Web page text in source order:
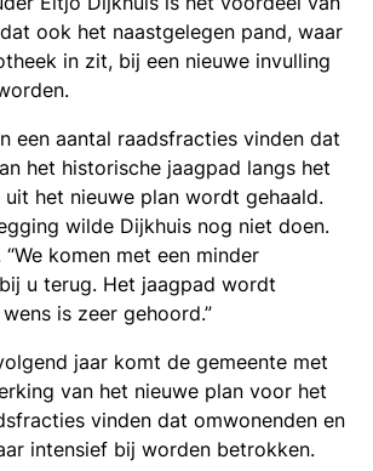
ook het naastgelegen pand, waar
in zit, bij een nieuwe invulling
een aantal raadsfracties vinden dat
het historische jaagpad langs het
het nieuwe plan wordt gehaald.
wilde Dijkhuis nog niet doen.
komen met een minder
u terug. Het jaagpad wordt
is zeer gehoord.”
jaar komt de gemeente met
van het nieuwe plan voor het
vinden dat omwonenden en
intensief bij worden betrokken.